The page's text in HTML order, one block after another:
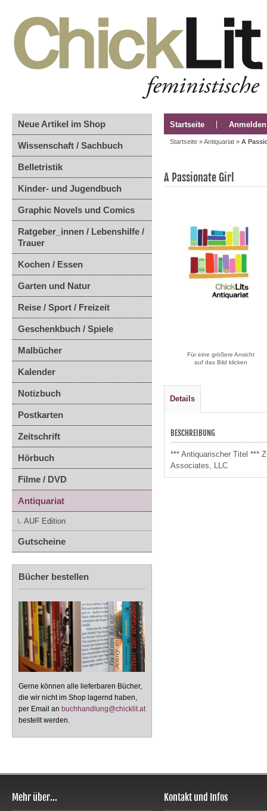
Neue Artikel im Shop
Wissenschaft / Sachbuch
Belletristik
Kinder- und Jugendbuch
Graphic Novels und Comics
Ratgeber_innen / Lebenshilfe /
Trauer
Kochen / Essen
Garten und Natur
Reise / Sport / Freizeit
Geschenkbuch / Spiele
Malbücher
Kalender
Notizbuch
Postkarten
Zeitschrift
Hörbuch
Filme / DVD
Antiquariat
AUF Edition
Gutscheine
Bücher bestellen
Gerne können alle lieferbaren Bücher,
die wir nicht im Shop lagernd haben,
per Email an buchhandlung@chicklit.at
bestellt werden.
Startseite Anmelden
Startseite »Antiquariat » A
A Passionate Girl
Für eine größere Ansicht
auf das Bild klicken
Details
BESCHREIBUNG
*** Antiquarischer Titel ***
Associates, LLC
Mehr über... Kontakt und Infos